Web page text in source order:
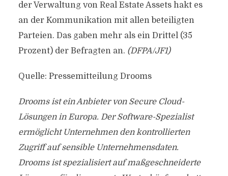
der Verwaltung von Real Estate Assets hakt es
an der Kommunikation mit allen beteiligten
Parteien. Das gaben mehr als ein Drittel (35
Prozent) der Befragten an. (DFPA/JF1)
Quelle: Pressemitteilung Drooms
Drooms ist ein Anbieter von Secure Cloud-
Lösungen in Europa. Der Software-Spezialist
ermöglicht Unternehmen den kontrollierten
Zugriff auf sensible Unternehmensdaten.
Drooms ist spezialisiert auf maßgeschneiderte